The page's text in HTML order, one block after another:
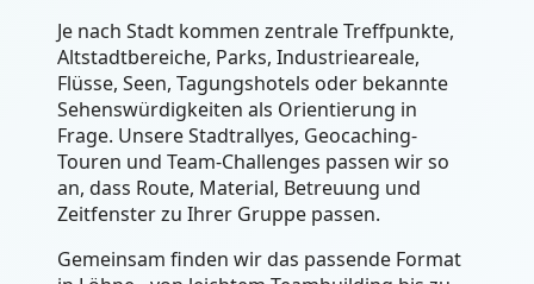
Je nach Stadt kommen zentrale Treffpunkte,
Altstadtbereiche, Parks, Industrieareale,
Flüsse, Seen, Tagungshotels oder bekannte
Sehenswürdigkeiten als Orientierung in
Frage. Unsere Stadtrallyes, Geocaching-
Touren und Team-Challenges passen wir so
an, dass Route, Material, Betreuung und
Zeitfenster zu Ihrer Gruppe passen.
Gemeinsam finden wir das passende Format